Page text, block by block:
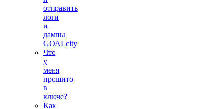
отправить
логи
и
дампы
GOALcity
Что
у
меня
прошито
в
ключе?
Как